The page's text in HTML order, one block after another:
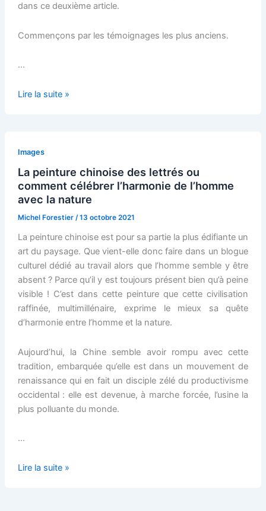
dans ce deuxième article.
Commençons par les témoignages les plus anciens.
…
Peinture
du
Lire la suite »
Images
La peinture chinoise des lettrés ou
comment célébrer l’harmonie de l’homme
avec la nature
Michel Forestier /13 octobre 2021
La peinture chinoise est pour sa partie la plus édifiante un
art du paysage. Que vient-elle donc faire dans un blogue
culturel dédié au travail alors que l’homme semble y être
absent ? Parce qu’il y est toujours présent bien qu’à peine
visible ! C’est dans cette peinture que cette civilisation
raffinée, multimillénaire, exprime le mieux sa quête
d’harmonie entre l’homme et la nature.
Aujourd’hui, la Chine semble avoir rompu avec cette
tradition, embarquée qu’elle est dans un mouvement de
renaissance qui en fait un disciple zélé du productivisme
occidental : elle est devenue, à marche forcée, l’usine la
plus polluante du monde.
…
La
Lire la suite »